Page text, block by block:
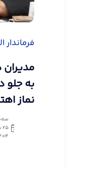
فرماندار
به جلو
نماز